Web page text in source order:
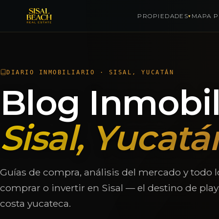
PROPIEDADES▾ MAPA
DIARIO INMOBILIARIO · SISAL, YUCATÁN
Blog
Sisal,
Guías de compra, análisis del mercado y todo
comprar o invertir en Sisal — el destino de
costa yucateca.